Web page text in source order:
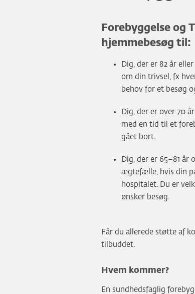
Forebyggelse og
hjemmebesøg til:
Dig, der er 82 år
om din trivsel, fx
behov for et besøg
Dig, der er over 70
med en tid til et
gået bort.
Dig, der er 65–81
ægtefælle, hvis din
hospitalet. Du er
ønsker besøg.
Får du allerede støtte af
tilbuddet.
Hvem kommer?
En sundhedsfaglig